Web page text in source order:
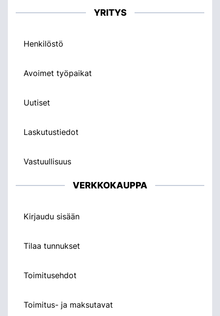
YRITYS
Henkilöstö
Avoimet työpaikat
Uutiset
Laskutustiedot
Vastuullisuus
VERKKOKAUPPA
Kirjaudu sisään
Tilaa tunnukset
Toimitusehdot
Toimitus- ja maksutavat